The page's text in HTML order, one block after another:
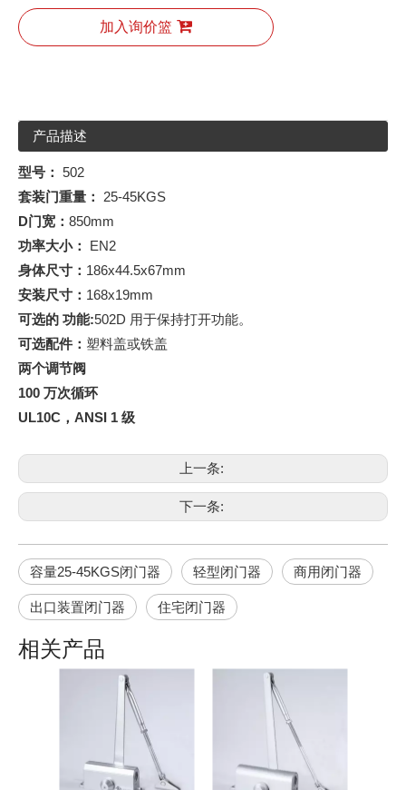
加入询价篮
产品描述
型号： 502
套装门重量：
25-45KGS
D门宽： 850mm
功率大小： EN2
身体尺寸： 186x44.5x67mm
安装尺寸： 168x19mm
可选的 功能:502D 用于保持打开功能。
可选配件： 塑料盖或铁盖
两个调节阀
100 万次循环
UL10C，ANSI 1 级
上一条:
下一条:
容量25-45KGS闭门器 轻型闭门器 商用闭门器
出口装置闭门器 住宅闭门器
相关产品